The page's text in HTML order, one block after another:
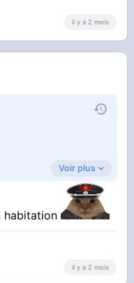
il y a 2 mois
veut dire que t'es
Voir plus
habitation
il y a 2 mois